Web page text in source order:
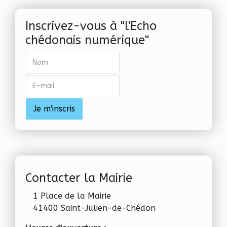
Inscrivez-vous à "l'Echo
chédonais numérique"
Contacter la Mairie
1 Place de la Mairie
41400 Saint-Julien-de-Chédon